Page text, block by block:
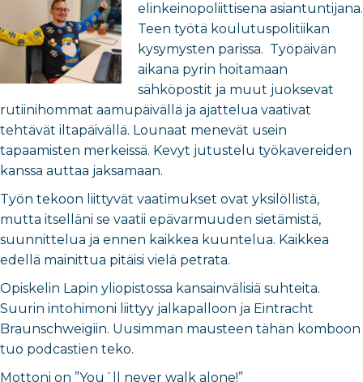
elinkeinopoliittisena asiantuntijana.
Teen työtä koulutuspolitiikan
kysymysten parissa. Työpäivän
aikana pyrin hoitamaan
sähköpostit ja muut juoksevat
rutiinihommat aamupäivällä ja ajattelua vaativat
tehtävät iltapäivällä. Lounaat menevät usein
tapaamisten merkeissä. Kevyt jutustelu työkavereiden
kanssa auttaa jaksamaan.
Työn tekoon liittyvät vaatimukset ovat yksilöllistä,
mutta itselläni se vaatii epävarmuuden sietämistä,
suunnittelua ja ennen kaikkea kuuntelua. Kaikkea
edellä mainittua pitäisi vielä petrata.
Opiskelin Lapin yliopistossa kansainvälisiä suhteita.
Suurin intohimoni liittyy jalkapalloon ja Eintracht
Braunschweigiin. Uusimman mausteen tähän komboon
tuo podcastien teko.
Mottoni on ”You´ll never walk alone!”